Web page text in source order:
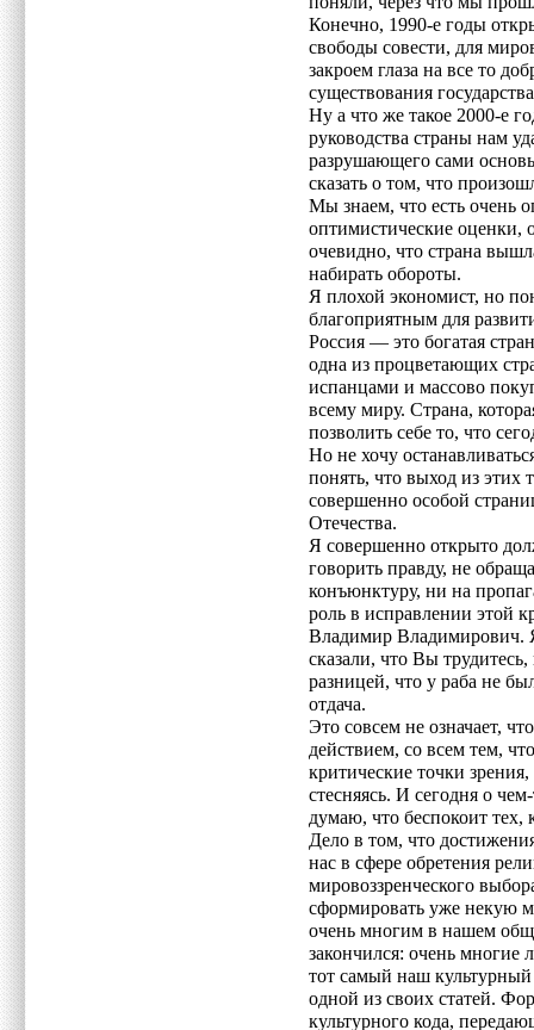
Конечно, 1990-е годы
свободы совести, для
закроем глаза на все то
существования
Ну а что же такое 2000-е
руководства страны нам
разрушающего сами
сказать о том, что
Мы знаем, что есть очень
оптимистические оценки,
очевидно, что страна
набирать обороты.
Я плохой экономист, но
благоприятным для
Россия — это богатая
одна из процветающих
испанцами и массово
всему миру. Страна,
позволить себе то, что
Но не хочу
понять, что выход из этих
совершенно особой
Отечества.
Я совершенно открыто
говорить правду, не
конъюнктуру, ни на
роль в исправлении этой
Владимир Владимирович.
сказали, что Вы
разницей, что у раба не
отдача.
Это совсем не означает,
действием, со всем тем,
критические точки
стесняясь. И сегодня о
думаю, что беспокоит тех,
Дело в том, что
нас в сфере обретения
мировоззренческого
сформировать уже некую
очень многим в нашем
закончился: очень многие
тот самый наш
одной из своих статей.
культурного кода,